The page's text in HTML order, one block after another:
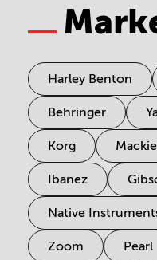
Harley Benton
Behringer
Korg Mackie
Ibanez
Native
Zoom Pearl